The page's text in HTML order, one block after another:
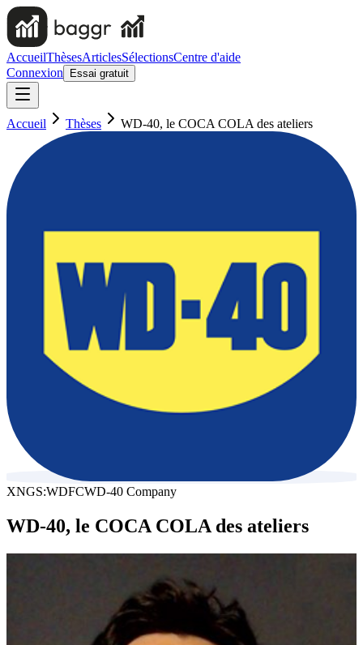
AccueilThèsesArticlesSélectionsCentre d'aide
Connexion
Essai gratuit
Accueil Thèses WD-40, le COCA COLA des ateliers
XNGS:WDFCWD-40 Company
WD-40, le COCA COLA des ateliers